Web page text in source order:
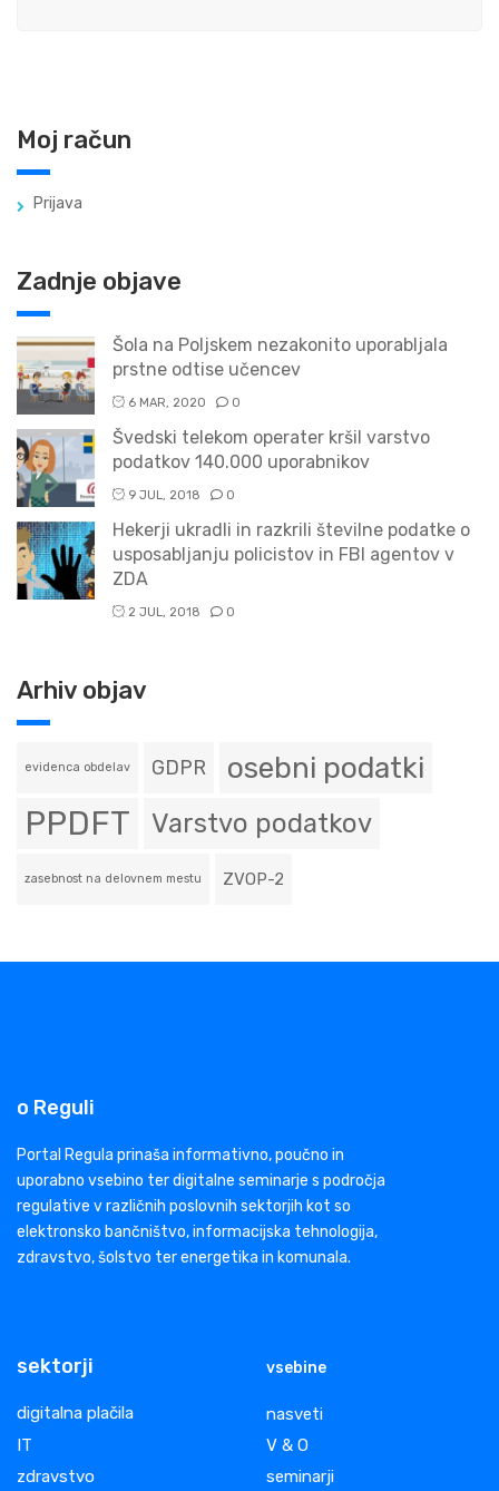
Moj račun
Prijava
Zadnje objave
Šola na Poljskem nezakonito uporabljala
prstne odtise učencev
6 MAR, 2020 0
Švedski telekom operater kršil varstvo
podatkov 140.000 uporabnikov
9 JUL, 2018 0
Hekerji ukradli in razkrili številne podatke o
usposabljanju policistov in FBI agentov v
ZDA
2 JUL, 2018 0
Arhiv objav
evidenca obdelav GDPR osebni podatki
PPDFT Varstvo podatkov
zasebnost na delovnem mestu ZVOP-2
o Reguli
Portal Regula prinaša informativno, poučno in
uporabno vsebino ter digitalne seminarje s področja
regulative v različnih poslovnih sektorjih kot so
elektronsko bančništvo, informacijska tehnologija,
zdravstvo, šolstvo ter energetika in komunala.
sektorji
digitalna plačila
IT
zdravstvo
vsebine
nasveti
V & O
seminarji